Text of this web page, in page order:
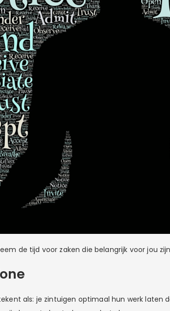
de tijd voor zaken die belangrijk voor jou
als: je zintuigen optimaal hun werk laten